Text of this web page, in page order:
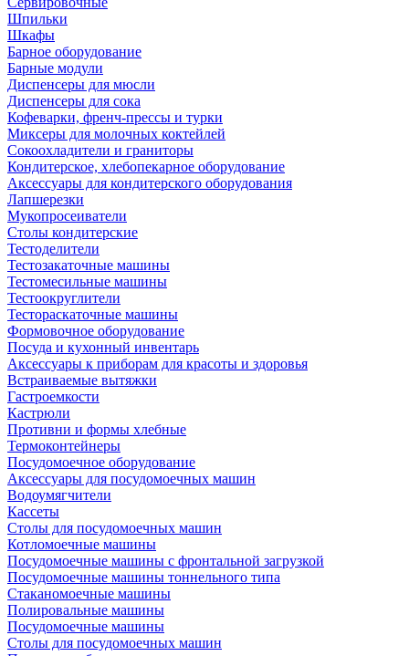
Шпильки
Шкафы
Барное оборудование
Барные модули
Диспенсеры для мюсли
Диспенсеры для сока
Кофеварки, френч-прессы и турки
Миксеры для молочных коктейлей
Сокоохладители и граниторы
Кондитерское, хлебопекарное оборудование
Аксессуары для кондитерского оборудования
Лапшерезки
Мукопросеиватели
Столы кондитерские
Тестоделители
Тестозакаточные машины
Тестомесильные машины
Тестоокруглители
Тестораскаточные машины
Формовочное оборудование
Посуда и кухонный инвентарь
Аксессуары к приборам для красоты и здоровья
Встраиваемые вытяжки
Гастроемкости
Кастрюли
Противни и формы хлебные
Термоконтейнеры
Посудомоечное оборудование
Аксессуары для посудомоечных машин
Водоумягчители
Кассеты
Столы для посудомоечных машин
Котломоечные машины
Посудомоечные машины с фронтальной загрузкой
Посудомоечные машины тоннельного типа
Стаканомоечные машины
Полировальные машины
Посудомоечные машины
Столы для посудомоечных машин